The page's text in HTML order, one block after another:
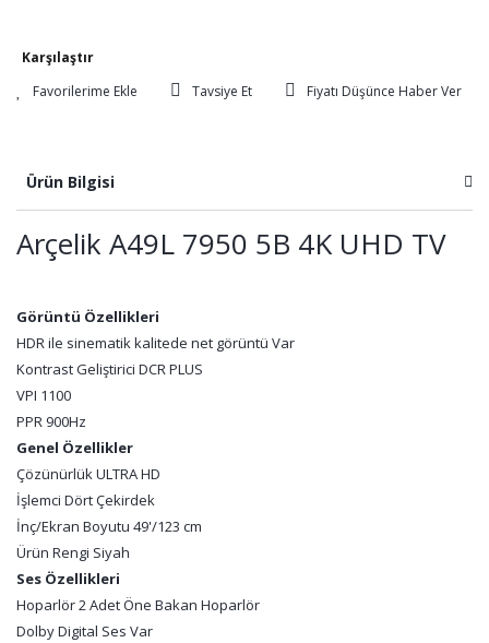
Karşılaştır
Tavsiye Et
Fiyatı Düşünce Haber Ver
Ürün Bilgisi
Arçelik A49L 7950 5B 4K UHD TV
Görüntü Özellikleri
HDR ile sinematik kalitede net görüntü Var
Kontrast Geliştirici DCR PLUS
VPI 1100
PPR 900Hz
Genel Özellikler
Çözünürlük ULTRA HD
İşlemci Dört Çekirdek
İnç/Ekran Boyutu 49'/123 cm
Ürün Rengi Siyah
Ses Özellikleri
Hoparlör 2 Adet Öne Bakan Hoparlör
Dolby Digital Ses Var